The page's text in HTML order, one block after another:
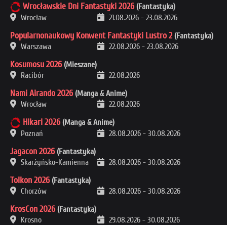
Wrocławskie Dni Fantastyki 2026 (Fantastyka)
Wrocław
21.08.2026 - 23.08.2026
Popularnonaukowy Konwent Fantastyki Lustro 2 (Fantastyka)
Warszawa
22.08.2026 - 23.08.2026
Kosumosu 2026 (Mieszane)
Racibór
22.08.2026
Nami Airando 2026 (Manga & Anime)
Wrocław
22.08.2026
Hikari 2026 (Manga & Anime)
Poznań
28.08.2026 - 30.08.2026
Jagacon 2026 (Fantastyka)
Skarżyńsko-Kamienna
28.08.2026 - 30.08.2026
Tolkon 2026 (Fantastyka)
Chorzów
28.08.2026 - 30.08.2026
KrosCon 2026 (Fantastyka)
Krosno
29.08.2026 - 30.08.2026